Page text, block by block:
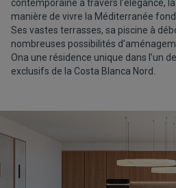
contemporaine à travers l’élégance,
manière de vivre la Méditerranée
Ses vastes terrasses, sa piscine à
nombreuses possibilités
Ona une résidence unique dans l’un
exclusifs de la Costa Blanca Nord.